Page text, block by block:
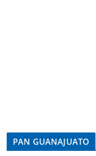
PAN GUANAJUATO